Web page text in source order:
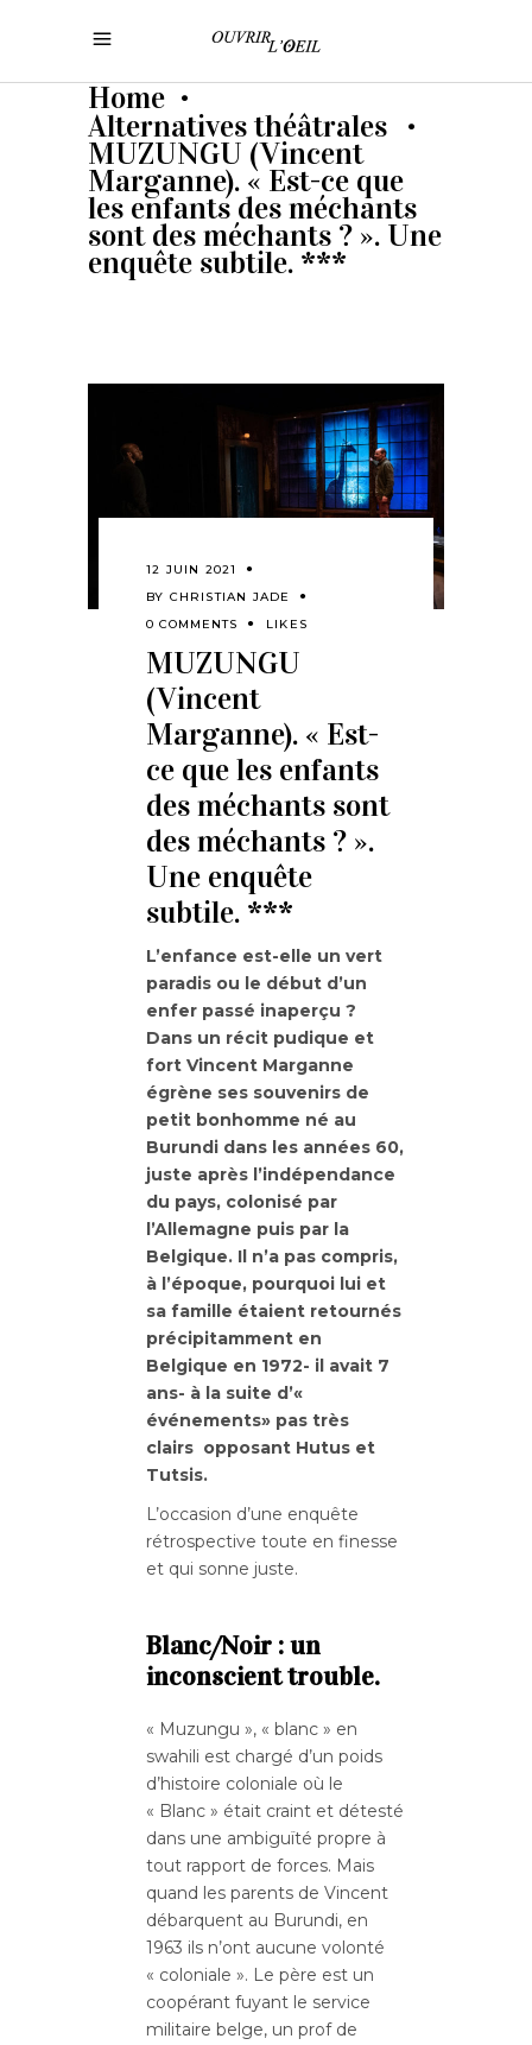
Home •
Alternatives théâtrales •
MUZUNGU (Vincent
Marganne). « Est-ce que
les enfants des méchants
sont des méchants ? ». Une
enquête subtile. ***
12 JUIN 2021
BY CHRISTIAN JADE
0 COMMENTS
LIKES
MUZUNGU
(Vincent
Marganne). « Est-
ce que les enfants
des méchants sont
des méchants ? ».
Une enquête
subtile. ***
L’enfance est-elle un vert
paradis ou le début d’un
enfer passé inaperçu ?
Dans un récit pudique et
fort Vincent Marganne
égrène ses souvenirs de
petit bonhomme né au
Burundi dans les années 60,
juste après l’indépendance
du pays, colonisé par
l’Allemagne puis par la
Belgique. Il n’a pas compris,
à l’époque, pourquoi lui et
sa famille étaient retournés
précipitamment en
Belgique en 1972- il avait 7
ans- à la suite d’«
événements» pas très
clairs opposant Hutus et
Tutsis.
L’occasion d’une enquête
rétrospective toute en finesse
et qui sonne juste.
Blanc/Noir : un
inconscient trouble.
« Muzungu », « blanc » en
swahili est chargé d’un poids
d’histoire coloniale où le
« Blanc » était craint et détesté
dans une ambiguïté propre à
tout rapport de forces. Mais
quand les parents de Vincent
débarquent au Burundi, en
1963 ils n’ont aucune volonté
« coloniale ». Le père est un
coopérant fuyant le service
militaire belge, un prof de